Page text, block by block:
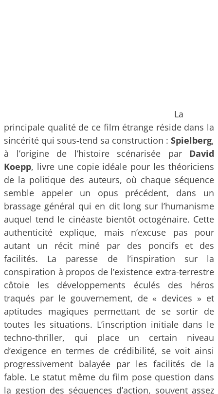
La
principale qualité de ce film étrange réside dans la
sincérité qui sous-tend sa construction : Spielberg,
à l’origine de l’histoire scénarisée par David
Koepp, livre une copie idéale pour les théoriciens
de la politique des auteurs, où chaque séquence
semble appeler un opus précédent, dans un
brassage général qui en dit long sur l’humanisme
auquel tend le cinéaste bientôt octogénaire. Cette
authenticité explique, mais n’excuse pas pour
autant un récit miné par des poncifs et des
facilités. La paresse de l’inspiration sur la
conspiration à propos de l’existence extra-terrestre
côtoie les développements éculés des héros
traqués par le gouvernement, de « devices » et
aptitudes magiques permettant de se sortir de
toutes les situations. L’inscription initiale dans le
techno-thriller, qui place un certain niveau
d’exigence en termes de crédibilité, se voit ainsi
progressivement balayée par les facilités de la
fable. Le statut même du film pose question dans
la gestion des séquences d’action, souvent assez